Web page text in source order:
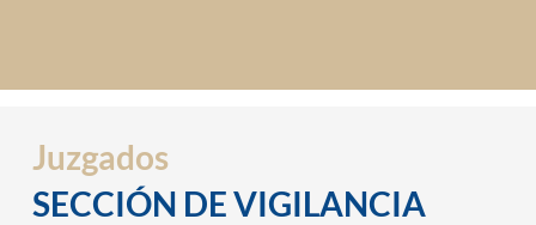
Juzgados
SECCIÓN DE VIGILANCIA